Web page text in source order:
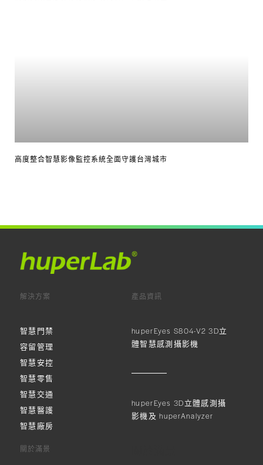
高度整合智慧影像監控系統全面守護台灣城市
解決方案
智慧門禁
容留管理
智慧安控
智慧零售
智慧交通
智慧醫護
智慧廠房
產品資訊
huperEyes S804-V2 3D立
體智慧感測攝影機
huperEyes 3D立體感測攝
影機及 huperAnalyzer
關於滿景